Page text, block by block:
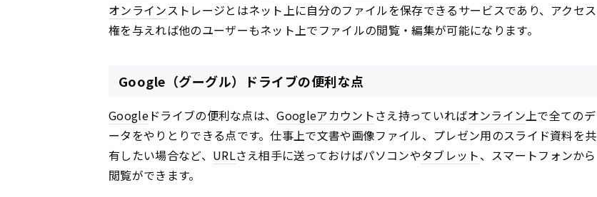
オンラインストレージとはネット上に自分のファイルを保存できるサービスであり、アクセス
権を与えれば他のユーザーもネット上でファイルの閲覧・編集が可能になります。
Google（グーグル）ドライブの便利な点
Googleドライブの便利な点は、Googleアカウントさえ持っていればオンライン上で全てのデ
ータをやりとりできる点です。仕事上で文書や画像ファイル、プレゼン用のスライド資料を共
有したい場合など、 URLさえ相手に送っておけばパソコンやタブレット、スマートフォンから
閲覧ができます。